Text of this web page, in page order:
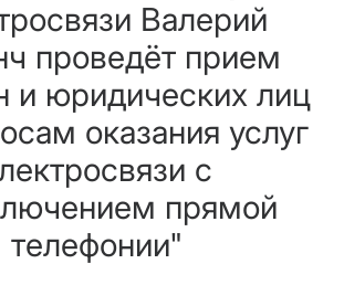
Валерий
проведёт прием
и юридических лиц
оказания услуг
с
прямой
телефонии"